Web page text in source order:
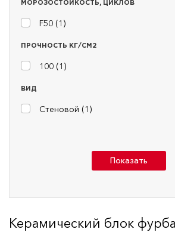
МОРОЗОСТОЙКОСТЬ, ЦИКЛОВ
F50 (1 )
ПРОЧНОСТЬ КГ/СМ2
100 (1 )
ВИД
Стеновой (1 )
Показать
Керамический блок